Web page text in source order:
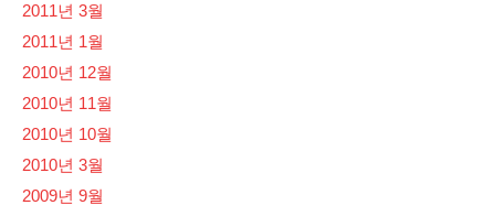
2011년 3월
2011년 1월
2010년 12월
2010년 11월
2010년 10월
2010년 3월
2009년 9월